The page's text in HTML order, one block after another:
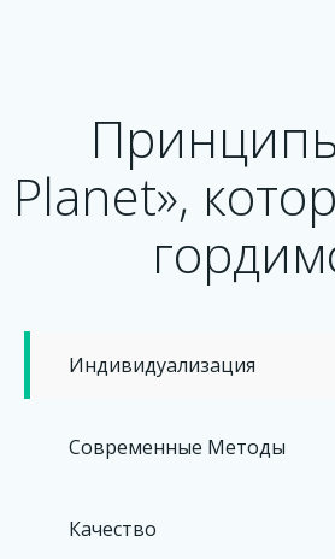
Planet»,
Индивидуализация
Современные Методы
Качество